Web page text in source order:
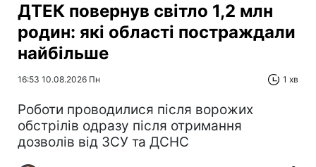
ДТЕК повернув світло 1,2 млн
родин: які області постраждали
найбільше
16:53 10.08.2026 Пн 1 хв
Роботи проводилися після ворожих
обстрілів одразу після отримання
дозволів від ЗСУ та ДСНС